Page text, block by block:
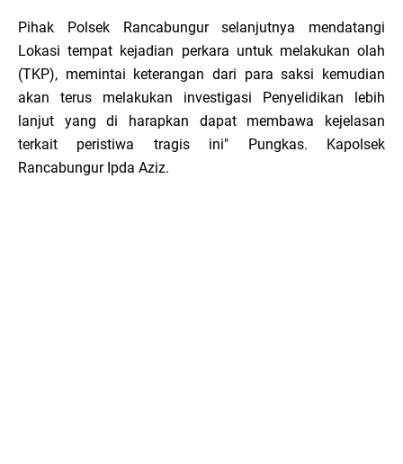
Pihak Polsek Rancabungur selanjutnya mendatangi
Lokasi tempat kejadian perkara untuk melakukan olah
(TKP), memintai keterangan dari para saksi kemudian
akan terus melakukan investigasi Penyelidikan lebih
lanjut yang di harapkan dapat membawa kejelasan
terkait peristiwa tragis ini" Pungkas. Kapolsek
Rancabungur Ipda Aziz.